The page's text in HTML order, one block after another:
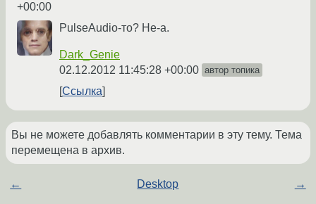
+00:00
PulseAudio-то? Не-а.
Dark_Genie
02.12.2012 11:45:28 +00:00 автор топика
Ссылка
Вы не можете добавлять комментарии в эту тему. Тема
перемещена в архив.
← Desktop →